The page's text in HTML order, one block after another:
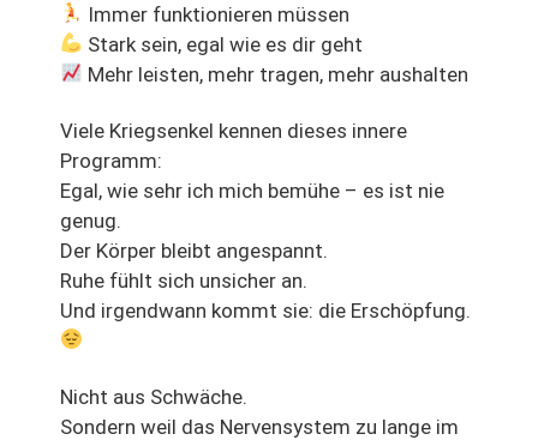
Immer funktionieren müssen
Stark sein, egal wie es dir geht
Mehr leisten, mehr tragen, mehr aushalten
Viele Kriegsenkel kennen dieses innere
Programm:
Egal, wie sehr ich mich bemühe – es ist nie
genug.
Der Körper bleibt angespannt.
Ruhe fühlt sich unsicher an.
Und irgendwann kommt sie: die Erschöpfung.
Nicht aus Schwäche.
Sondern weil das Nervensystem zu lange im